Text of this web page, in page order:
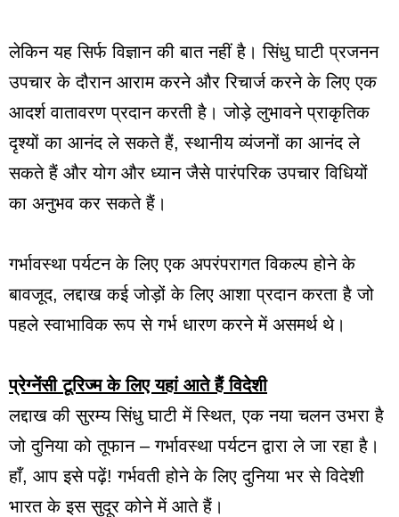
लेकिन यह सिर्फ विज्ञान की बात नहीं है। सिंधु घाटी प्रजनन
उपचार के दौरान आराम करने और रिचार्ज करने के लिए एक
आदर्श वातावरण प्रदान करती है। जोड़े लुभावने प्राकृतिक
दृश्यों का आनंद ले सकते हैं, स्थानीय व्यंजनों का आनंद ले
सकते हैं और योग और ध्यान जैसे पारंपरिक उपचार विधियों
का अनुभव कर सकते हैं।
गर्भावस्था पर्यटन के लिए एक अपरंपरागत विकल्प होने के
बावजूद, लद्दाख कई जोड़ों के लिए आशा प्रदान करता है जो
पहले स्वाभाविक रूप से गर्भ धारण करने में असमर्थ थे।
प्रेग्नेंसी टूरिज्म के लिए यहां आते हैं विदेशी
लद्दाख की सुरम्य सिंधु घाटी में स्थित, एक नया चलन उभरा है
जो दुनिया को तूफान – गर्भावस्था पर्यटन द्वारा ले जा रहा है।
हाँ, आप इसे पढ़ें! गर्भवती होने के लिए दुनिया भर से विदेशी
भारत के इस सुदूर कोने में आते हैं।